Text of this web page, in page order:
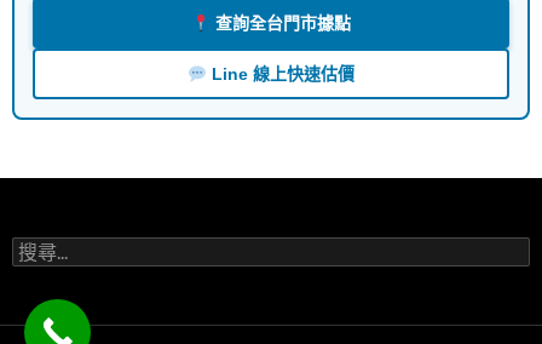
查詢全台門市據點
Line 線上快速估價
搜
尋
字: